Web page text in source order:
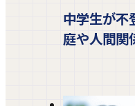
中学生が不
庭や人間関